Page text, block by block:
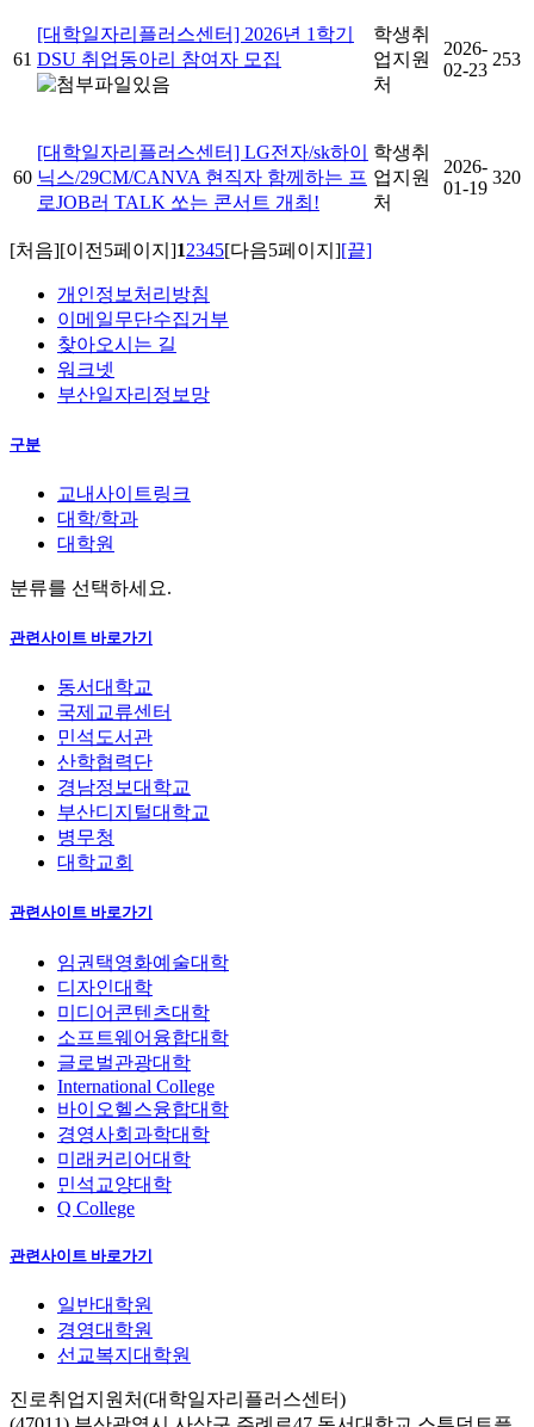
61
[대학일자리플러스센터] 2026년 1학기
DSU 취업동아리 참여자 모집
학생취
업지원
처
2026-
02-23
253
60
[대학일자리플러스센터] LG전자/sk하이
닉스/29CM/CANVA 현직자 함께하는 프
로JOB러 TALK 쏘는 콘서트 개최!
학생취
업지원
처
2026-
01-19
320
[처음][이전5페이지]12345[다음5페이지][끝]
개인정보처리방침
이메일무단수집거부
찾아오시는 길
워크넷
부산일자리정보망
구분
교내사이트링크
대학/학과
대학원
분류를 선택하세요.
관련사이트 바로가기
동서대학교
국제교류센터
민석도서관
산학협력단
경남정보대학교
부산디지털대학교
병무청
대학교회
관련사이트 바로가기
임권택영화예술대학
디자인대학
미디어콘텐츠대학
소프트웨어융합대학
글로벌관광대학
International College
바이오헬스융합대학
경영사회과학대학
미래커리어대학
민석교양대학
Q College
관련사이트 바로가기
일반대학원
경영대학원
선교복지대학원
진로취업지원처(대학일자리플러스센터)